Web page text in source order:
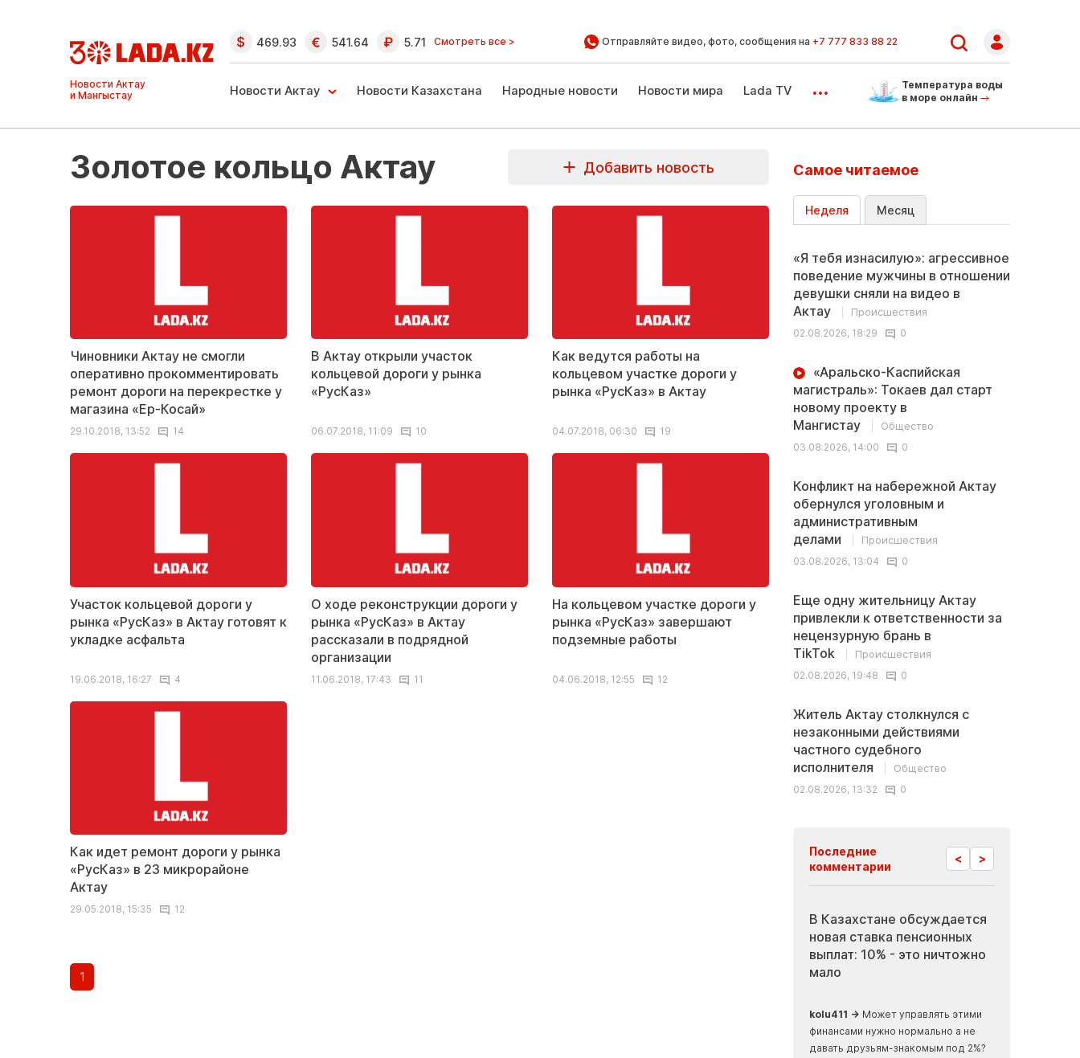
Ақтау және
Манғыстау
жаңалықтары
469.93 541.64 5.71 Смотреть все > Отправляйте видео, фото, сообщения на +7 777 833 88 22
Новости Актау Новости Казахстана Народные новости Новости мира Lada TV ...
Температура воды
в море онлайн
Золотое кольцо Актау Добавить новость
Чиновники Актау не смогли
оперативно прокомментировать
ремонт дороги на перекрестке у
магазина «Ер-Косай»
29.10.2018, 13:52 14
В Актау открыли участок
кольцевой дороги у рынка
«РусКаз»
06.07.2018, 11:09 10
Как ведутся работы на
кольцевом участке дороги у
рынка «РусКаз» в Актау
04.07.2018, 06:30 19
Участок кольцевой дороги у
рынка «РусКаз» в Актау готовят к
укладке асфальта
19.06.2018, 16:27 4
О ходе реконструкции дороги у
рынка «РусКаз» в Актау
рассказали в подрядной
организации
11.06.2018, 17:43 11
На кольцевом участке дороги у
рынка «РусКаз» завершают
подземные работы
04.06.2018, 12:55 12
Как идет ремонт дороги у рынка
«РусКаз» в 23 микрорайоне
Актау
29.05.2018, 15:35 12
1
Самое читаемое
Неделя Месяц
«Я тебя изнасилую»: агрессивное
поведение мужчины в отношении
девушки сняли на видео в
Актау
Происшествия
02.08.2026, 18:29
0
«Аральско-Каспийская
магистраль»: Токаев дал старт
новому проекту в
Мангистау
Общество
03.08.2026, 14:00
0
Конфликт на набережной Актау
обернулся уголовным и
административным
делами
Происшествия
03.08.2026, 13:04
0
Еще одну жительницу Актау
привлекли к ответственности за
нецензурную брань в
TikTok
Происшествия
02.08.2026, 19:48
0
Житель Актау столкнулся с
незаконными действиями
частного судебного
исполнителя
Общество
02.08.2026, 13:32
0
Последние
комментарии
< >
В Казахстане обсуждается
новая ставка пенсионных
выплат: 10% - это ничтожно
мало
kolu411 → Может управлять этими
финансами нужно нормально а не
давать друзьям-знакомым под 2%?